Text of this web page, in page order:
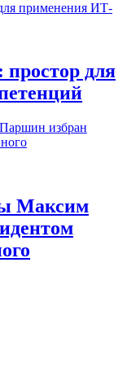
для
Максим